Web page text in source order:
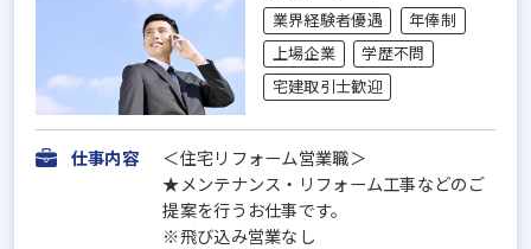
業界経験者優遇
年俸制
上場企業
学歴不問
宅建取引士歓迎
仕事内容
＜住宅リフォーム営業職＞
★メンテナンス・リフォーム工事などのご
提案を行うお仕事です。
※飛び込み営業なし